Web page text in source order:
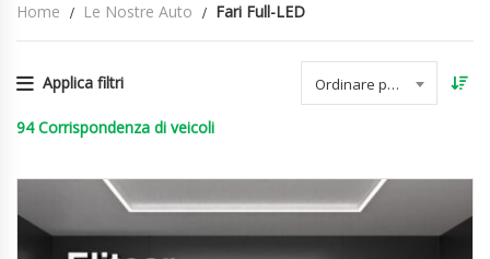
Home Le Nostre Auto Fari Full-LED
Applica filtri Ordinare per data
94 Corrispondenza di veicoli